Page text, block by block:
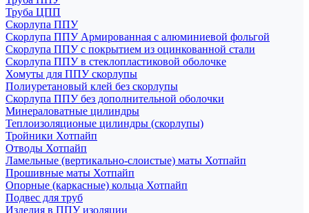
Труба ЦПП
Скорлупа ППУ
Скорлупа ППУ Армированная с алюминиевой фольгой
Скорлупа ППУ с покрытием из оцинкованной стали
Скорлупа ППУ в стеклопластиковой оболочке
Хомуты для ППУ скорлупы
Полиуретановый клей без скорлупы
Скорлупа ППУ без дополнительной оболочки
Минераловатные цилиндры
Теплоизоляционые цилиндры (скорлупы)
Тройники Хотпайп
Отводы Хотпайп
Ламельные (вертикально-слоистые) маты Хотпайп
Прошивные маты Хотпайп
Опорные (каркасные) кольца Хотпайп
Подвес для труб
Изделия в ППУ изоляции